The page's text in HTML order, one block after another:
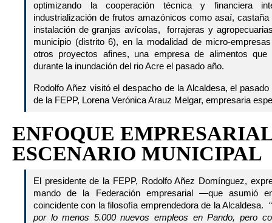
optimizando la cooperación técnica y financiera
industrialización de frutos amazónicos como asaí,
instalación de granjas avícolas, forrajeras y
municipio (distrito 6), en la modalidad de micro-
otros proyectos afines, una empresa de alimentos
durante la inundación del rio Acre el pasado año.
Rodolfo Añez visitó el despacho de la Alcaldesa, el
de la FEPP, Lorena Verónica Arauz Melgar, empresaria
ENFOQUE
ESCENARIO MUNICIPAL
El presidente de la FEPP, Rodolfo Añez Domínguez,
mando de la Federación empresarial —que asumió
coincidente con la filosofía emprendedora de la Alcaldesa. “
por lo menos 5.000 nuevos empleos en Pando, pero